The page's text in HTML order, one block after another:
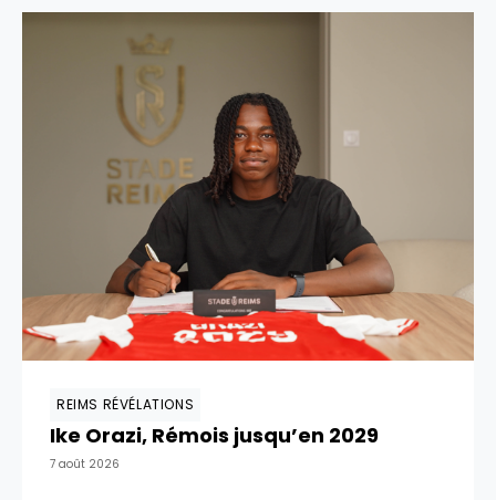
REIMS RÉVÉLATIONS
Ike Orazi, Rémois jusqu’en 2029
7 août 2026